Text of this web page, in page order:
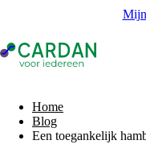
- Home pagina
Home
Blog
Een toegankelijk